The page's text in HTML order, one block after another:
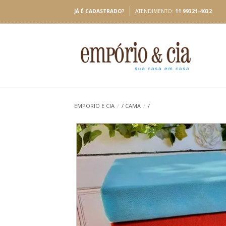
JÁ É CADASTRADO? ATENDIMENTO: 11 99321-4032
EMPORIO E CIA / / CAMA / /